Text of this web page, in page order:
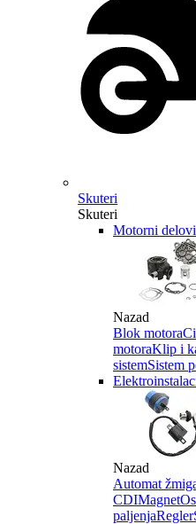
Skuteri
Skuteri
Motorni
Nazad
Blok motora
motoraKlip i
sistemSistem
Nazad
Automat
CDIMagnet
paljenjaRegler